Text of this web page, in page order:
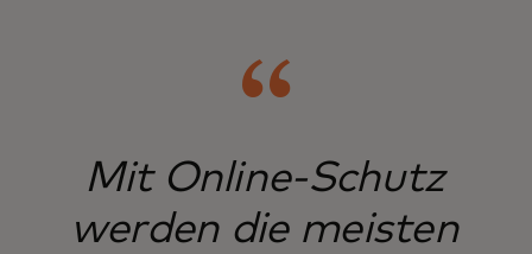
Mit Online-Schutz
werden die meisten